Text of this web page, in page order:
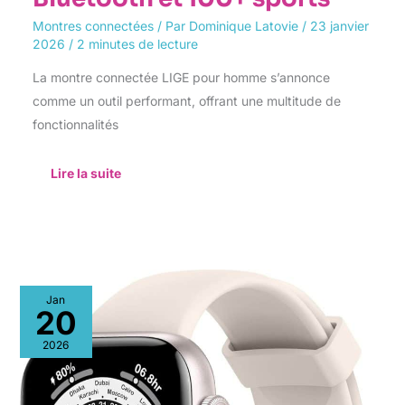
Montres connectées/ Par Dominique Latovie / 23 janvier
2026 / 2 minutes de lecture
La montre connectée LIGE pour homme s’annonce
comme un outil performant, offrant une multitude de
fonctionnalités
Lire la suite
Jan
20
2026
Test
montre
connectée
1.85″
HD
:
polyvalence